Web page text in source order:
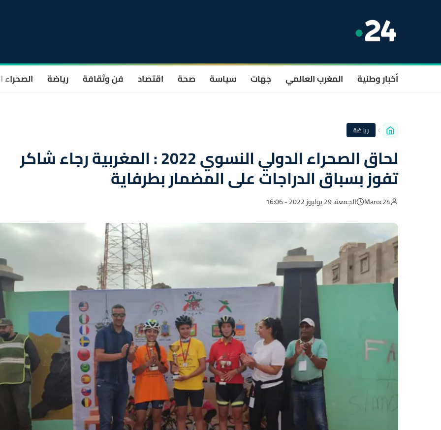
أخبار وطنية المغرب العالمي جهات سياسة صحة اقتصاد فن وثقافة رياضة الصحراء
رياضة
لحاق الصحراء الدولي النسوي 2022 : المغربية رجاء شاكر
تفوز بسباق الدراجات على المضمار بطرفاية
Maroc24 الجمعة، 29 يوليوز 2022 - 16:06